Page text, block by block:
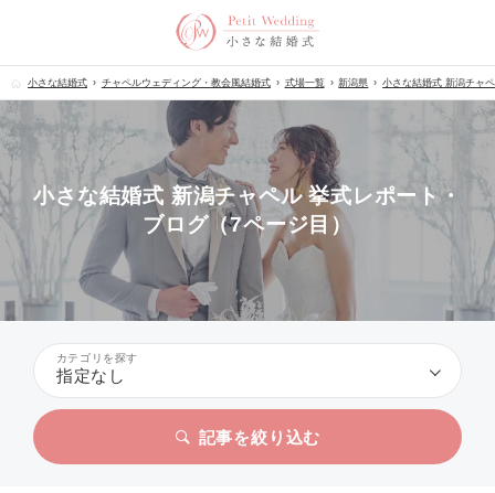
小さな結婚式 チャペルウェディング・教会風結婚式 式場一覧 新潟県 小さな結婚式 新潟チャ
小さな結婚式 新潟チャペル 挙式レポート・
ブログ（7ページ目）
カテゴリを探す
指定なし
記事を絞り込む